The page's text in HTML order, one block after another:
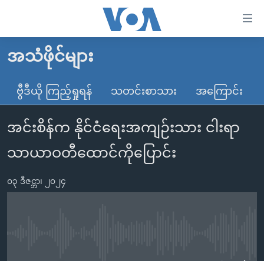
လွယ်ကူ
သည့်
Link
များ
ပင်မ
သို့
မူလစာမျက်နှာ
မြန်မာ
ကမ္ဘာ့သတင်းများ
နိုင်ငံတကာ
အစ္စရေး-ပါလက်စတိုင်း
ဗွီဒီယို
သတင်းလွတ်လပ်ခွင့်
အင်္ဂလိပ်စာလေ့လာမယ်
အသံဖိုင်များ
ဗွီဒီယို ကြည့်ရှုရန် သတင်းစာသား အကြောင်း
အင်းစိန်က နိုင်ငံရေးအကျဉ်းသား ငါးရာ
သာယာဝတီထောင်ကိုပြောင်း
၀၃ ဒီဇင္ဘာ၊ ၂၀၂၄